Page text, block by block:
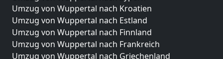
Umzug von Wuppertal nach Kroatien
Umzug von Wuppertal nach Estland
Umzug von Wuppertal nach Finnland
Umzug von Wuppertal nach Frankreich
Umzug von Wuppertal nach Griechenland